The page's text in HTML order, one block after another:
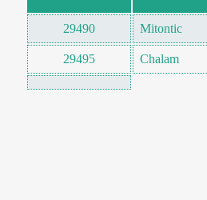
29490 Mitontic
29495 Chalam